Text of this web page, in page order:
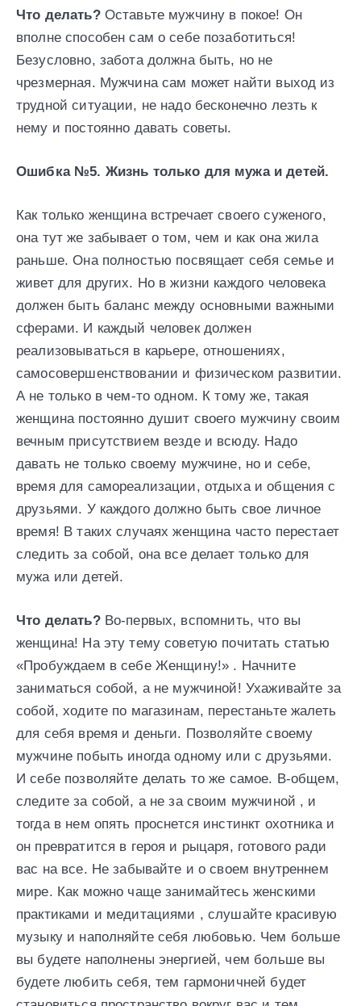
Что делать?Оставьте мужчину в покое! Он
вполне способен сам о себе позаботиться!
Безусловно, забота должна быть, но не
чрезмерная. Мужчина сам может найти выход из
трудной ситуации, не надо бесконечно лезть к
нему и постоянно давать советы.
Ошибка №5. Жизнь только для мужа и детей.
Как только женщина встречает своего суженого,
она тут же забывает о том, чем и как она жила
раньше. Она полностью посвящает себя семье и
живет для других. Но в жизни каждого человека
должен быть баланс между основными важными
сферами. И каждый человек должен
реализовываться в карьере, отношениях,
самосовершенствовании и физическом развитии.
А не только в чем-то одном. К тому же, такая
женщина постоянно душит своего мужчину своим
вечным присутствием везде и всюду. Надо
давать не только своему мужчине, но и себе,
время для самореализации, отдыха и общения с
друзьями. У каждого должно быть свое личное
время! В таких случаях женщина часто перестает
следить за собой, она все делает только для
мужа или детей.
Что делать?Во-первых, вспомнить, что вы
женщина! На эту тему советую почитать статью
«Пробуждаем в себе Женщину!» . Начните
заниматься собой, а не мужчиной! Ухаживайте за
собой, ходите по магазинам, перестаньте жалеть
для себя время и деньги. Позволяйте своему
мужчине побыть иногда одному или с друзьями.
И себе позволяйте делать то же самое. В-общем,
следите за собой, а не за своим мужчиной , и
тогда в нем опять проснется инстинкт охотника и
он превратится в героя и рыцаря, готового ради
вас на все. Не забывайте и о своем внутреннем
мире. Как можно чаще занимайтесь женскими
практиками и медитациями , слушайте красивую
музыку и наполняйте себя любовью. Чем больше
вы будете наполнены энергией, чем больше вы
будете любить себя, тем гармоничней будет